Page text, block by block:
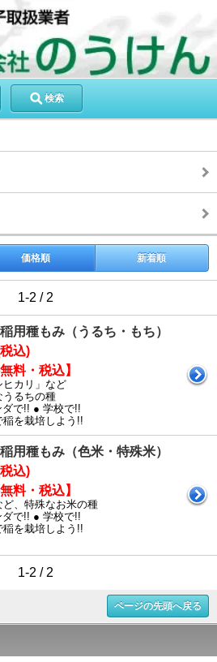
検索
価格順 新着順
1-2 / 2
用種もみ（うるち・もち）
込)
料・税込】
カリ」など
うるちの種
ダで!! ● 学校で!!
稲を栽培しよう!!
用種もみ（色米・特殊米）
込)
料・税込】
、特殊なお米の種
ダで!! ● 学校で!!
稲を栽培しよう!!
1-2 / 2
ページの先頭へ戻る